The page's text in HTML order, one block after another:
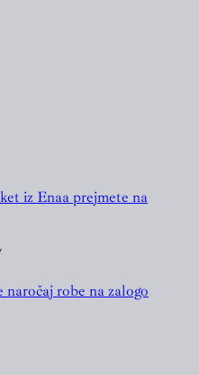
iz Enaa prejmete na
naročaj robe na zalogo